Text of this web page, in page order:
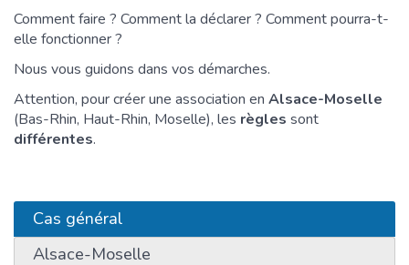
Comment faire ? Comment la déclarer ? Comment pourra-t-
elle fonctionner ?
Nous vous guidons dans vos démarches.
Attention, pour créer une association en Alsace-Moselle
(Bas-Rhin, Haut-Rhin, Moselle), les règles sont
différentes.
Cas général
Alsace-Moselle